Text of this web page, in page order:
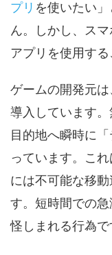
プリ を使いたい
ん。しかし、ス
アプリを使用する
ゲームの開発元
導入しています
目的地へ瞬時に
っています。こ
には不可能な移
す。短時間での
怪しまれる行為で